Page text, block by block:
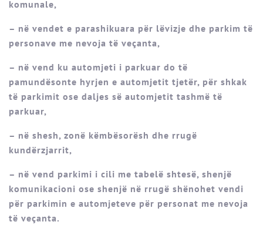
komunale,
– në vendet e parashikuara për lëvizje dhe parkim të
personave me nevoja të veçanta,
– në vend ku automjeti i parkuar do të
pamundësonte hyrjen e automjetit tjetër, për shkak
të parkimit ose daljes së automjetit tashmë të
parkuar,
– në shesh, zonë këmbësorësh dhe rrugë
kundërzjarrit,
– në vend parkimi i cili me tabelë shtesë, shenjë
komunikacioni ose shenjë në rrugë shënohet vendi
për parkimin e automjeteve për personat me nevoja
të veçanta.